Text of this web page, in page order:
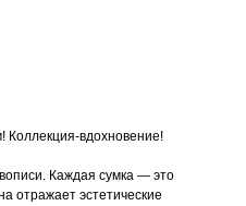
Коллекция-вдохновение!
Каждая сумка — это
отражает эстетические